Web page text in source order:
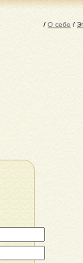
/ О себе /